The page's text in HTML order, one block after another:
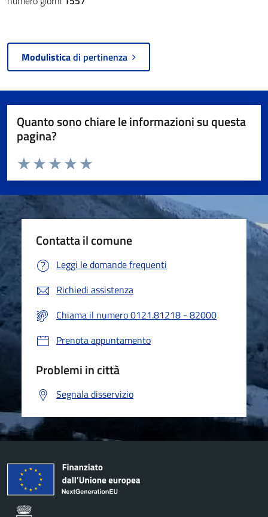
Modulisticadi pertinenza
Quanto sono chiare le informazioni su questa
pagina?
Valuta da 1 a 5 stelle la pagina
Valuta 5 stelle su 5
Valuta 4 stelle su 5
Valuta 3 stelle su 5
Valuta 2 stelle su 5
Valuta 1 stelle su 5
Contatta il comune
Leggi le domande frequenti
Richiedi assistenza
Chiama il numero 0121.81218 - 82000
Prenota appuntamento
Problemi in città
Segnala disservizio